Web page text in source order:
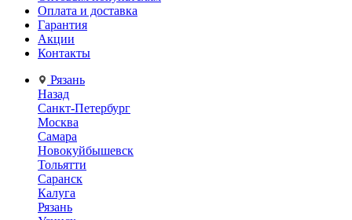
Оплата и доставка
Гарантия
Акции
Контакты
Рязань
Назад
Санкт-Петербург
Москва
Самара
Новокуйбышевск
Тольятти
Саранск
Калуга
Рязань